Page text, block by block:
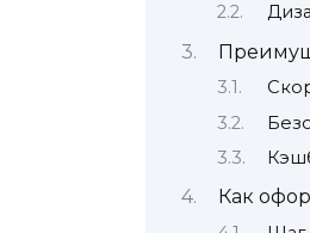
Как